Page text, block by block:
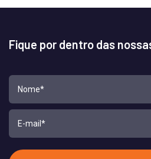
Fique por dentro das